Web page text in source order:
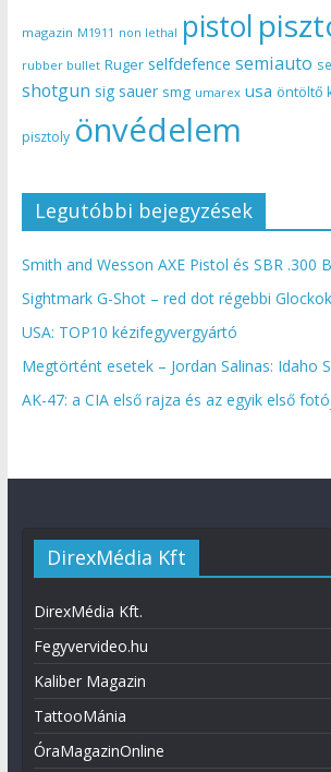
magazin M1911 non lethal pistol
rubber bullet Ruger selfdefence semiauto
shotgun sig sauer smg umarex usa öntöltő
pisztoly önvédelem
Legutóbbi bejegyzések
Smith and Wesson AXE Pistol és SBR .300
Sightmark G-Shot – red dot régebbi
USA: TOP10 kézifegyvergyártó
Megtörtént esetek – Jordan Salinas: Idaho
AK-47: a CIA első rajza és az egyik első
DirexMédia Kft
DirexMédia Kft.
Fegyvervideo.hu
Kaliber Magazin
TattooMánia
ÓraMagazinOnline